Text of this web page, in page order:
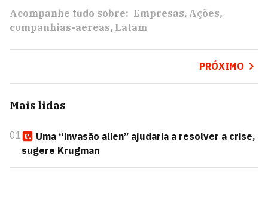
Acompanhe tudo sobre: Empresas Ações
companhias-aereas Latam
PRÓXIMO
Mais lidas
01
Uma “invasão alien” ajudaria a resolver a crise,
sugere Krugman